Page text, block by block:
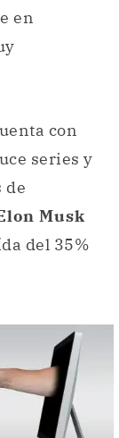
en
con
series y
de
Musk
del 35%